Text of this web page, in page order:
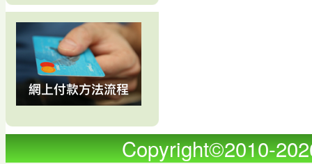
Copyright©2010-